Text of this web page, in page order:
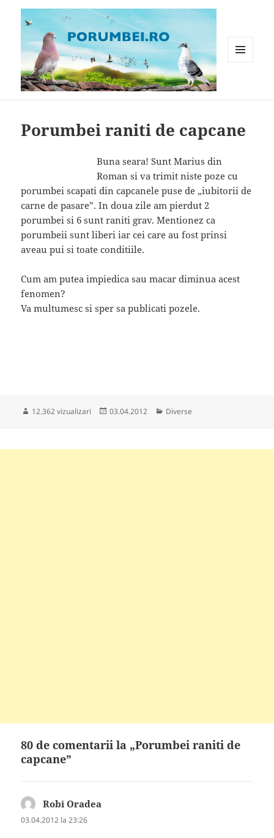
Porumbei raniti de capcane
Buna seara! Sunt Marius din
Roman si va trimit niste poze cu
porumbei scapati din capcanele puse de „iubitorii de
carne de pasare”. In doua zile am pierdut 2
porumbei si 6 sunt raniti grav. Mentionez ca
porumbeii sunt liberi iar cei care au fost prinsi
aveau pui si toate conditiile.
Cum am putea impiedica sau macar diminua acest
fenomen?
Va multumesc si sper sa publicati pozele.
12.362 vizualizari
Publicat
03.04.2012 Categorii
Diverse
80 de comentarii la „Porumbei raniti de
capcane”
Robi Oradea
03.04.2012 la 23:26